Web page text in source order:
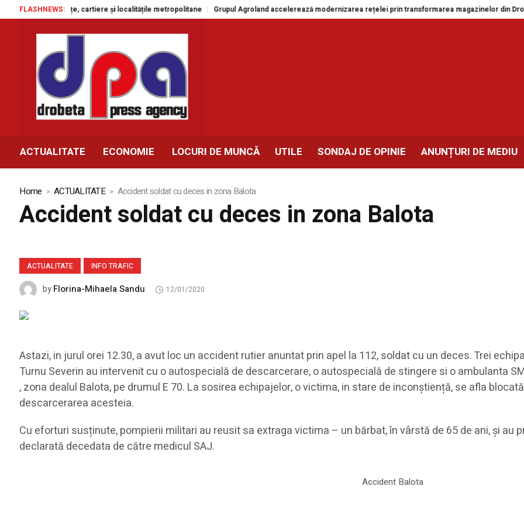
FLASHNEWS:
gratuite în piețe, cartiere și localitățile metropolitane Grupul Agroland accelerează modernizarea rețelei prin transformarea magazinelor din
ACTUALITATE ECONOMIE LOCURI DE MUNCĂ UTILE SONDAJ DE OPINIE ANUNȚURI DE MEDIU
Home ACTUALITATE Accident soldat cu deces in zona Balota
Accident soldat cu deces in zona Balota
ACTUALITATE INFO TRAFIC
byFlorina-Mihaela Sandu 12/01/2020
Astazi, in jurul orei 12.30, a avut loc un accident rutier anuntat prin apel la 112, soldat cu un deces. Trei
Turnu Severin au intervenit cu o autospecială de descarcerare, o autospecială de stingere si o ambulanta
, zona dealul Balota, pe drumul E 70. La sosirea echipajelor, o victima, in stare de inconștiență, se afla
descarcerarea acesteia.
Cu eforturi susținute, pompierii militari au reusit sa extraga victima – un bărbat, în vârstă de 65 de ani, și au
declarată decedata de către medicul SAJ.
Accident Balota